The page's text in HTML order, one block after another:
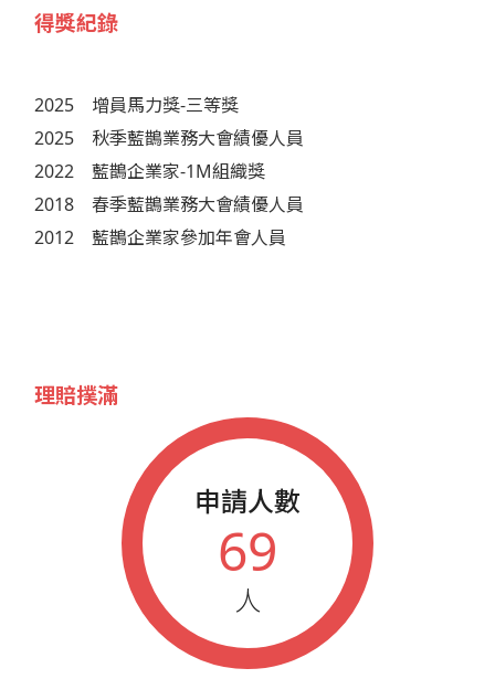
得獎紀錄
2025
增員馬力獎-三等獎
2025
秋季藍鵲業務大會績優人員
2022
藍鵲企業家-1M組織獎
2018
春季藍鵲業務大會績優人員
2012
藍鵲企業家參加年會人員
理賠撲滿
申請人數
69
人